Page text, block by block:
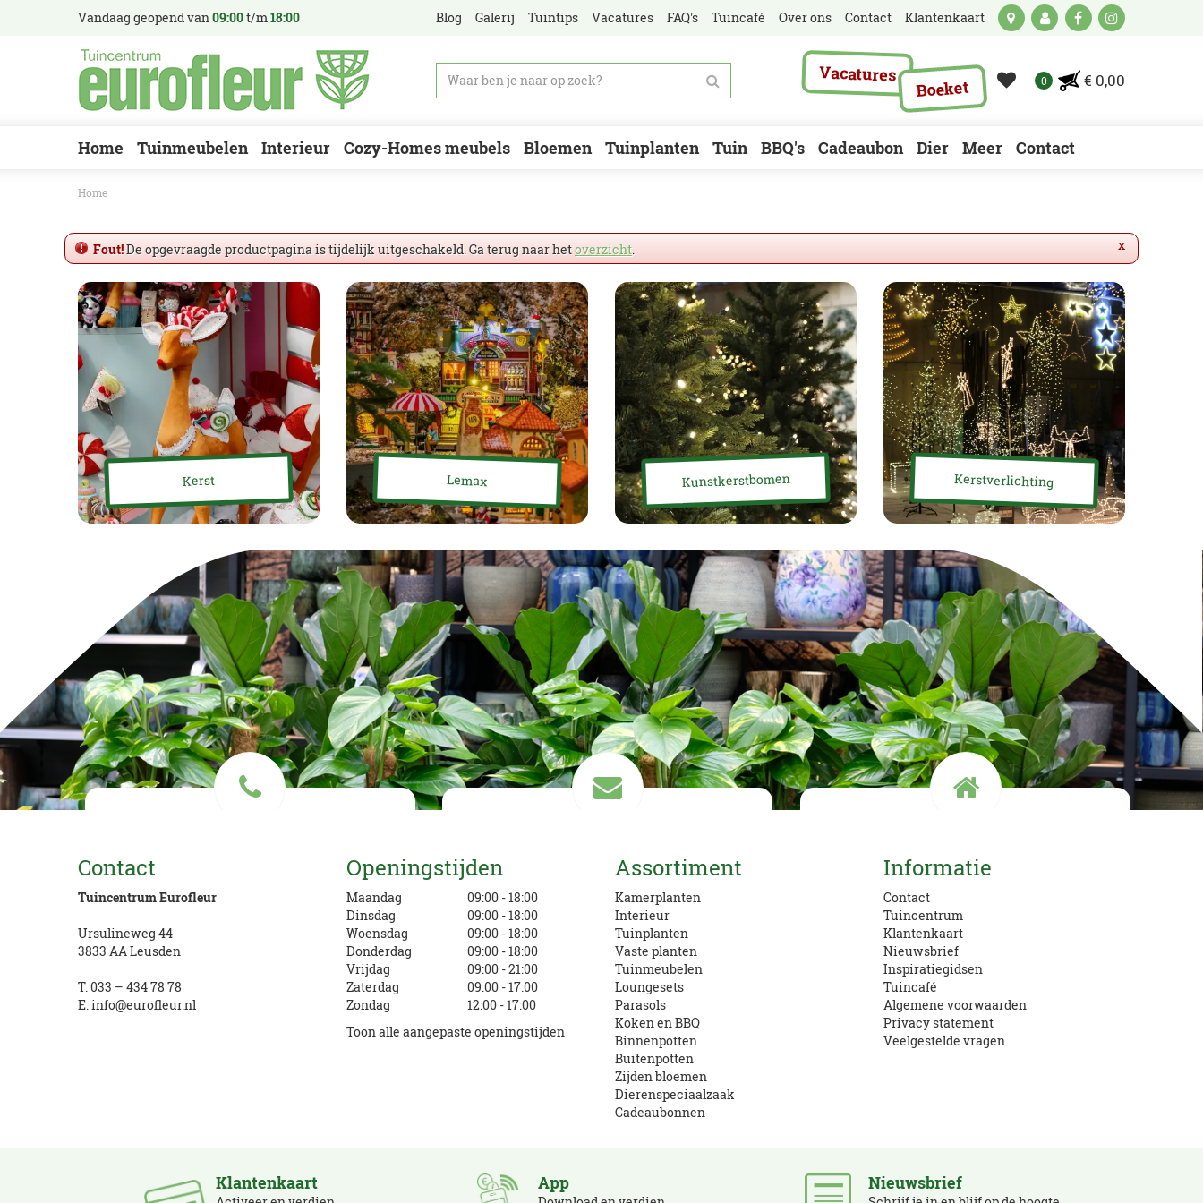
Home
Vandaag geopend van09:00t/m18:00 Blog Galerij Tuintips Vacatures FAQ's Tuincafé Over ons Contact Klantenkaart
Vacatures
Boeket € 0,00
Home Tuinmeubelen Interieur Cozy-Homes meubels Bloemen Tuinplanten Tuin BBQ's Cadeaubon Dier Meer Contact
x
Fout!De opgevraagde productpagina is tijdelijk uitgeschakeld. Ga terug naar hetoverzicht.
Kerst Lemax Kunstkerstbomen Kerstverlichting
info@eurofleur.nl
Openingstijden en route
Contact
Tuincentrum Eurofleur
Ursulineweg 44
3833 AA Leusden
T.033 – 434 78 78
E.info@eurofleur.nl
Openingstijden
Maandag
09:00 - 18:00
Dinsdag
09:00 - 18:00
Woensdag
09:00 - 18:00
Donderdag
09:00 - 18:00
Vrijdag
09:00 - 21:00
Zaterdag
09:00 - 17:00
Zondag
12:00 - 17:00
Toon alle aangepaste openingstijden
Assortiment
Kamerplanten
Interieur
Tuinplanten
Vaste planten
Tuinmeubelen
Loungesets
Parasols
Koken en BBQ
Binnenpotten
Buitenpotten
Zijden bloemen
Dierenspeciaalzaak
Cadeaubonnen
Informatie
Contact
Tuincentrum
Klantenkaart
Nieuwsbrief
Inspiratiegidsen
Tuincafé
Algemene voorwaarden
Privacy statement
Veelgestelde vragen
Klantenkaart App Nieuwsbrief